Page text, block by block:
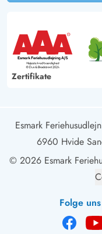
Zertifikate
Esmark
6960 Hvide
© 2026 Esmark
Folge